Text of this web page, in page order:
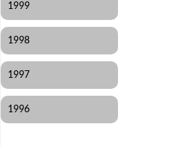
1999
1998
1997
1996